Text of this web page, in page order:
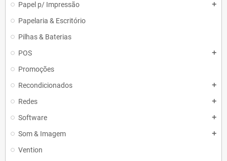
Papel p/ Impressão
add
Papelaria & Escritório
Pilhas & Baterias
POS
add
Promoções
Recondicionados
add
Redes add
Software add
Som & Imagem add
Vention